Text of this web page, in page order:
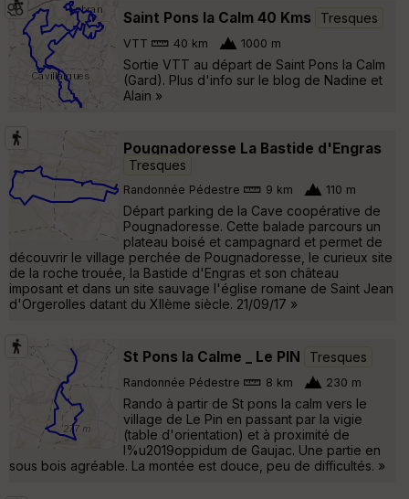
Saint Pons la Calm 40 Kms Tresques
VTT 40 km 1000 m
Sortie VTT au départ de Saint Pons la Calm
(Gard). Plus d'info sur le blog de Nadine et
Alain »
Pougnadoresse La Bastide d'Engras
Tresques
Randonnée Pédestre 9 km 110 m
Départ parking de la Cave coopérative de
Pougnadoresse. Cette balade parcours un
plateau boisé et campagnard et permet de
découvrir le village perchée de Pougnadoresse, le curieux site
de la roche trouée, la Bastide d'Engras et son château
imposant et dans un site sauvage l'église romane de Saint Jean
d'Orgerolles datant du XIIème siècle. 21/09/17 »
St Pons la Calme _ Le PIN Tresques
Randonnée Pédestre 8 km 230 m
Rando à partir de St pons la calm vers le
village de Le Pin en passant par la vigie
(table d'orientation) et à proximité de
l%u2019oppidum de Gaujac. Une partie en
sous bois agréable. La montée est douce, peu de difficultés. »